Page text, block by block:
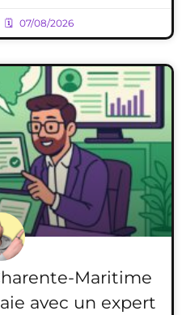
07/08/2026
Maritime
avec un expert